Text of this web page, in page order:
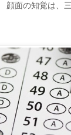
顔面の知覚は、